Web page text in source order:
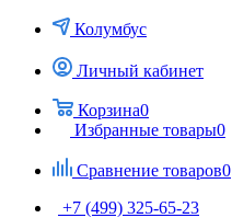
Колумбус
Личный кабинет
Корзина0
Избранные товары0
Сравнение товаров0
+7 (499) 325-65-23